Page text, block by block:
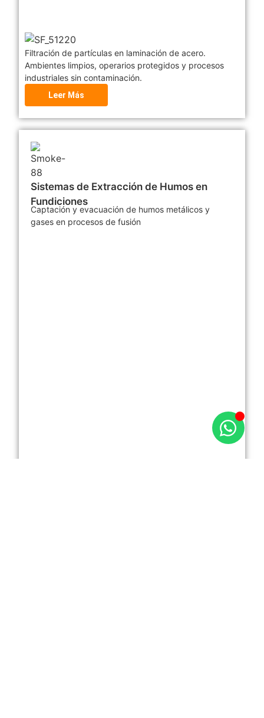
Filtración de partículas en laminación de acero.
Ambientes limpios, operarios protegidos y procesos
industriales sin contaminación.
Leer Más
Sistemas de Extracción de Humos en
Fundiciones
Captación y evacuación de humos metálicos y
gases en procesos de fusión